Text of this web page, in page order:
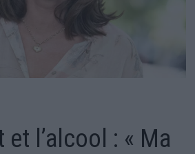
et l’alcool : « Ma